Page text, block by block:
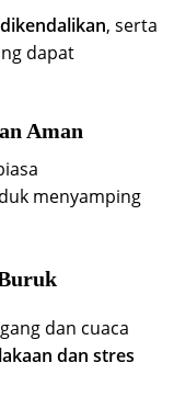
, serta
dapat
Aman
menyamping
dan cuaca
dan stres